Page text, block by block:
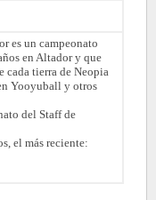
es un campeonato
en Altador y que
cada tierra de Neopia
Yooyuball y otros
del Staff de
el más reciente: